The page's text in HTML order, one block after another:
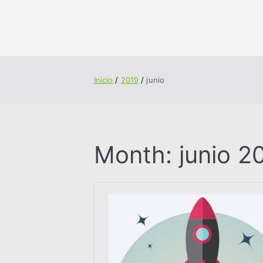
Inicio 2019 junio
Month: junio